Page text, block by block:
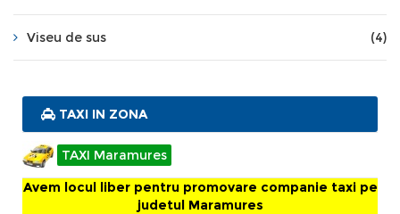
Viseu de sus (4)
TAXI IN ZONA
TAXI Maramures
Avem locul liber pentru promovare companie taxi pe
judetul Maramures